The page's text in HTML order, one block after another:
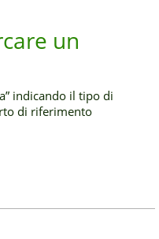
un
indicando il tipo di
di riferimento